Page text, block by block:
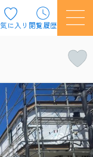
に入り 閲覧履歴